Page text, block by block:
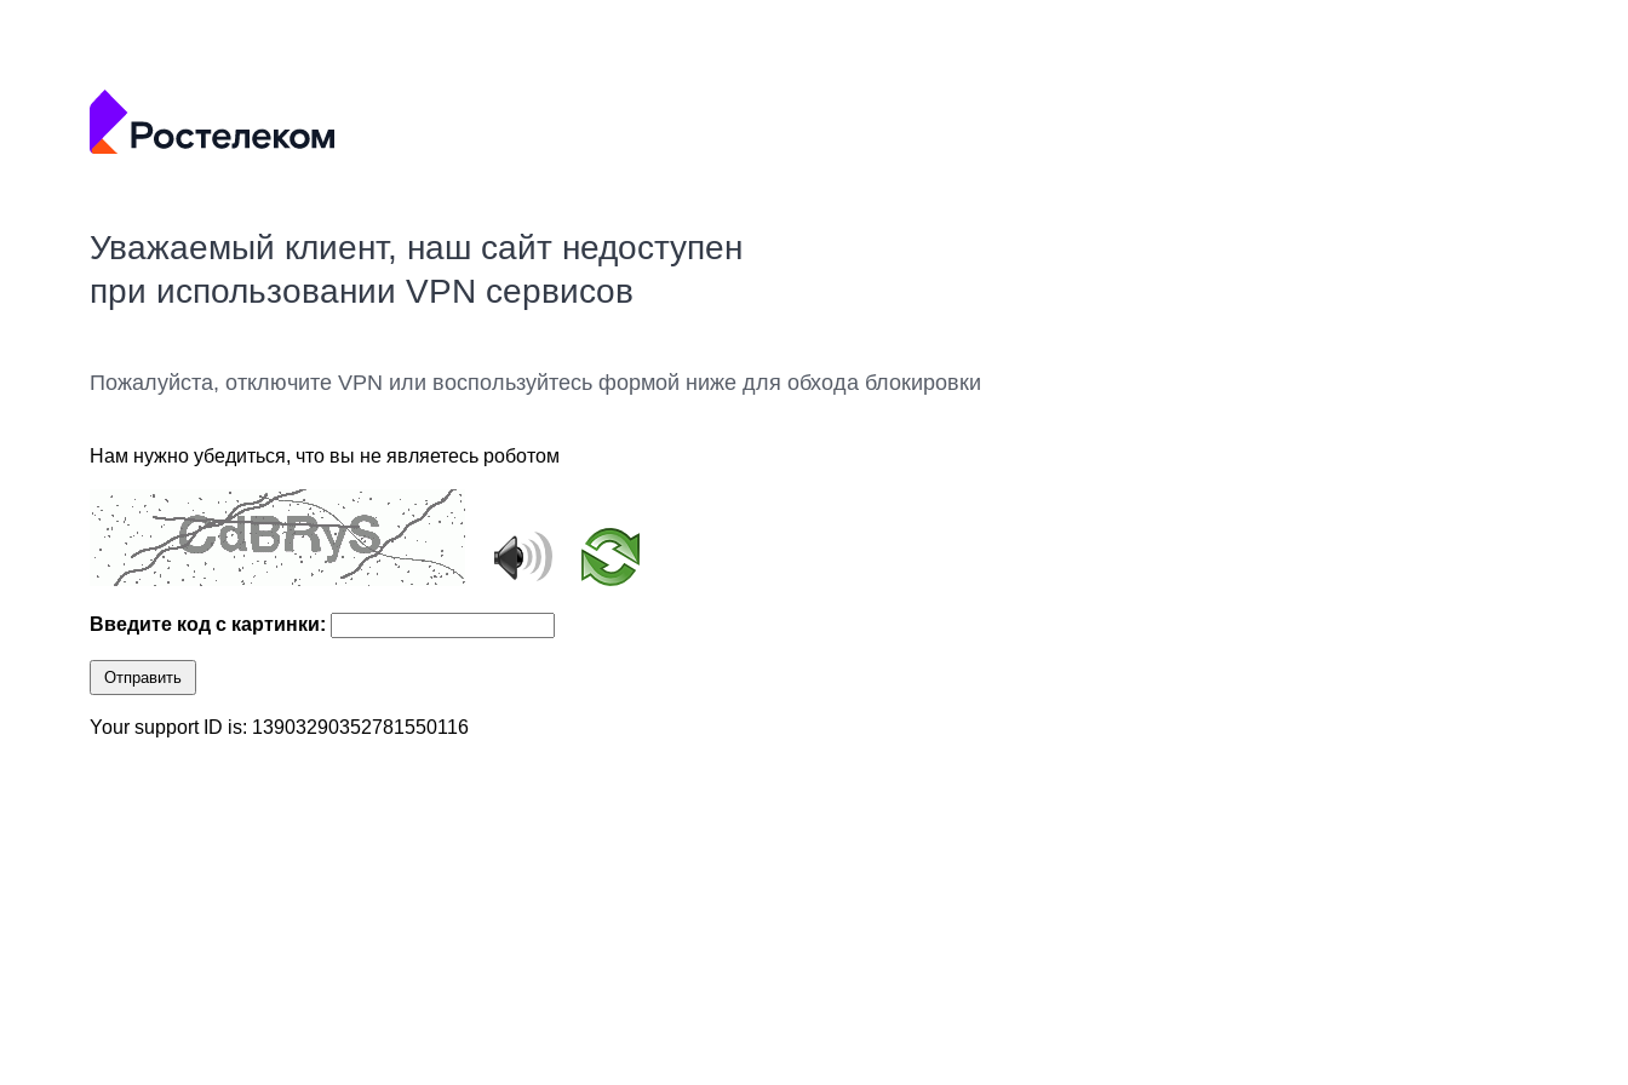
Уважаемый клиент, наш сайт недоступен
при использовании VPN сервисов
Пожалуйста, отключите VPN или воспользуйтесь формой ниже для обхода блокировки
Нам нужно убедиться, что вы не являетесь роботом
Введите код с картинки:
Отправить
Your support ID is: 13903290352781550116